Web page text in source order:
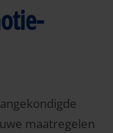
maatregelen